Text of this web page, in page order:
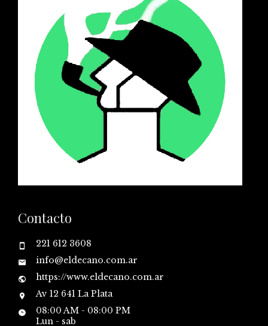
Contacto
221 612 3608
info@eldecano.com.ar
https://www.eldecano.com.ar
Av 12 641 La Plata
08:00 AM - 08:00 PM
Lun - sab